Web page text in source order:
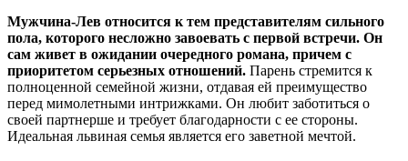
Мужчина-Лев относится к тем представителям сильного
пола, которого несложно завоевать с первой встречи. Он
сам живет в ожидании очередного романа, причем с
приоритетом серьезных отношений. Парень стремится к
полноценной семейной жизни, отдавая ей преимущество
перед мимолетными интрижками. Он любит заботиться о
своей партнерше и требует благодарности с ее стороны.
Идеальная львиная семья является его заветной мечтой.